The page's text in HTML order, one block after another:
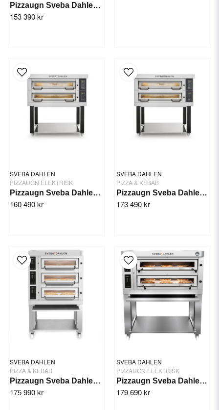
Pizzaugn Sveba Dahlen P-802D, 2-däck
153 390 kr
SVEBA DAHLEN
PIZZAUGN ELEKTRISK
Pizzaugn Sveba Dahlen DC-22P, 2-däck
160 490 kr
SVEBA DAHLEN
PIZZA & KEBAB
Pizzaugn Sveba Dahlen DC-22EP, 2-däck
173 490 kr
SVEBA DAHLEN
PIZZA & KEBAB
Pizzaugn Sveba Dahlen P-403, 3-däck
175 990 kr
SVEBA DAHLEN
PIZZAUGN ELEKTRISK
Pizzaugn Sveba Dahlen P-602 High Temp
179 690 kr